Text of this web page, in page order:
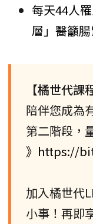
每天44人
層」醫籲
【橘世代課
陪伴您成為
第二階段，
》https://
加入橘世代
小事！再即